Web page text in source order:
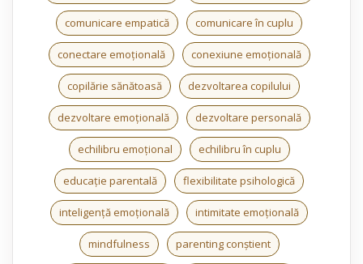
comunicare empatică comunicare în cuplu
conectare emoțională conexiune emoțională
copilărie sănătoasă dezvoltarea copilului
dezvoltare emoțională dezvoltare personală
echilibru emoțional echilibru în cuplu
educație parentală flexibilitate psihologică
inteligență emoțională intimitate emoțională
mindfulness parenting conștient